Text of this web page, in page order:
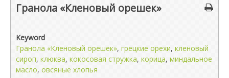
Гранола «Кленовый орешек»
Keyword
Гранола «Кленовый орешек», грецкие орехи, кленовый
сироп, клюква, кокосовая стружка, корица, миндальное
масло, овсяные хлопья